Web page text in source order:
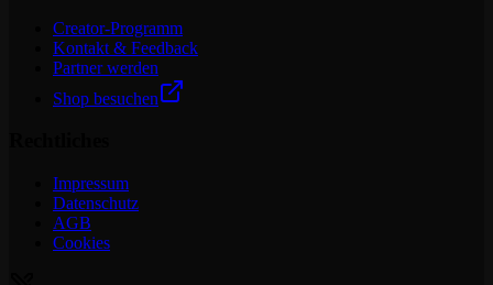
Creator-Programm
Kontakt & Feedback
Partner werden
Shop besuchen
Impressum
Datenschutz
AGB
Cookies